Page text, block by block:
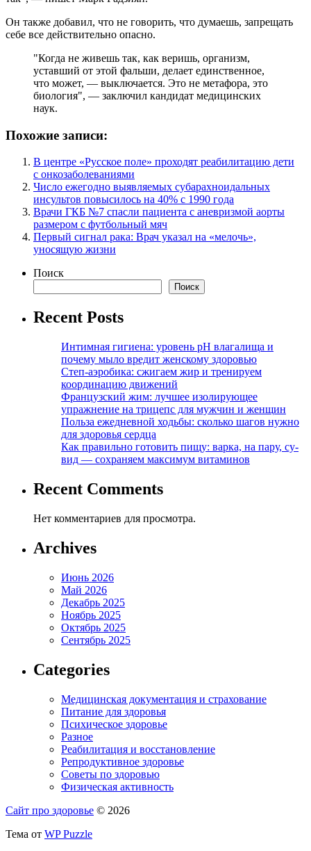
Он также добавил, что не говорить, что думаешь, запрещать
себе все действительно опасно.
"Когда не живешь так, как веришь, организм,
уставший от этой фальши, делает единственное,
что может, — выключается. Это не метафора, это
биология", — заключил кандидат медицинских
наук.
Похожие записи:
В центре «Русское поле» проходят реабилитацию дети
с онкозаболеваниями
Число ежегодно выявляемых субарахноидальных
инсультов повысилось на 40% с 1990 года
Врачи ГКБ №7 спасли пациента с аневризмой аорты
размером с футбольный мяч
Первый сигнал рака: Врач указал на «мелочь»,
уносящую жизни
Поиск
Поиск
Recent Posts
Интимная гигиена: уровень pH влагалища и
почему мыло вредит женскому здоровью
Степ-аэробика: сжигаем жир и тренируем
координацию движений
Французский жим: лучшее изолирующее
упражнение на трицепс для мужчин и женщин
Польза ежедневной ходьбы: сколько шагов нужно
для здоровья сердца
Как правильно готовить пищу: варка, на пару, су-
вид — сохраняем максимум витаминов
Recent Comments
Нет комментариев для просмотра.
Archives
Июнь 2026
Май 2026
Декабрь 2025
Ноябрь 2025
Октябрь 2025
Сентябрь 2025
Categories
Медицинская документация и страхование
Питание для здоровья
Психическое здоровье
Разное
Реабилитация и восстановление
Репродуктивное здоровье
Советы по здоровью
Физическая активность
Сайт про здоровье © 2026
Тема от WP Puzzle